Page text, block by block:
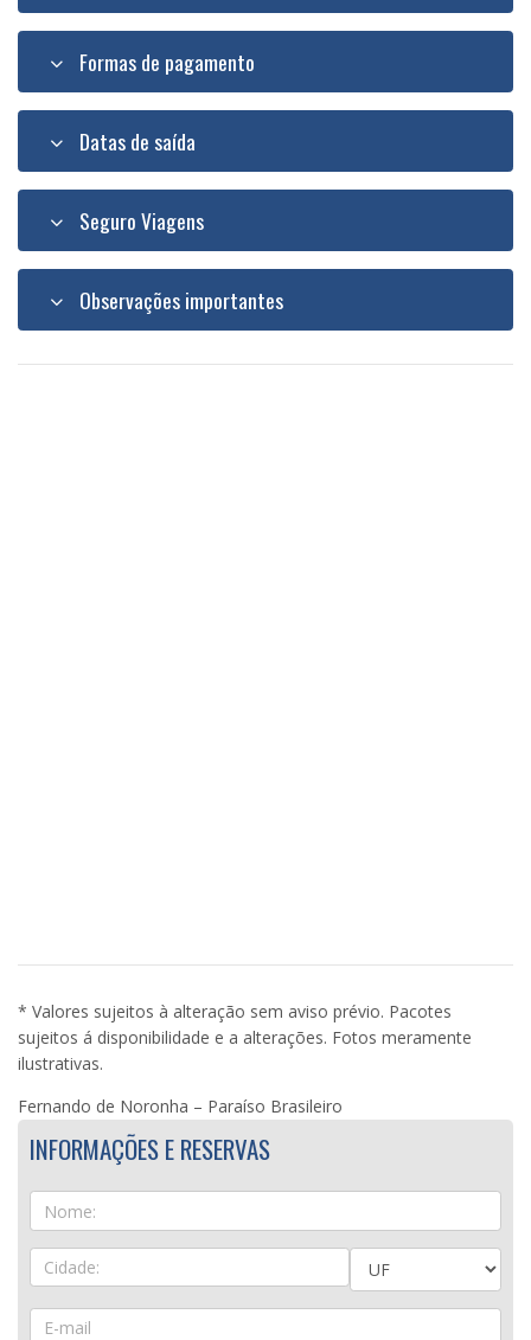
Formas de pagamento
Datas de saída
Seguro Viagens
Observações importantes
* Valores sujeitos à alteração sem aviso prévio. Pacotes
sujeitos á disponibilidade e a alterações. Fotos meramente
ilustrativas.
Fernando de Noronha – Paraíso Brasileiro
INFORMAÇÕES E RESERVAS